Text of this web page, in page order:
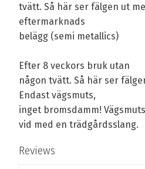
tvätt. Så här ser fälgen ut
eftermarknads
belägg (semi metallics)
Efter 8 veckors bruk utan
någon tvätt. Så här ser
Endast vägsmuts,
inget bromsdamm!
vid med en trädgårdsslang.
Reviews